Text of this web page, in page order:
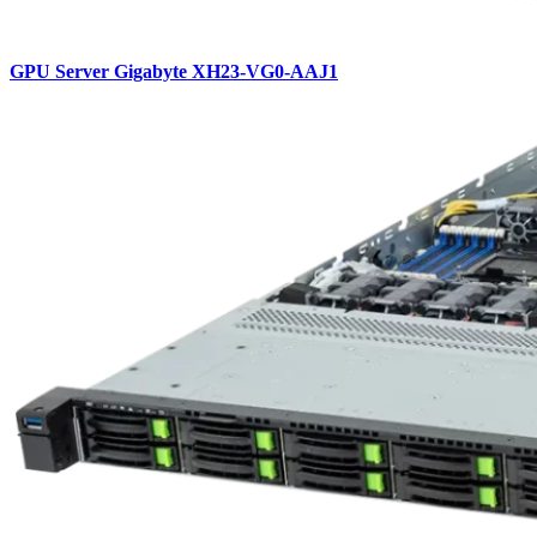
GPU Server Gigabyte XH23-VG0-AAJ1